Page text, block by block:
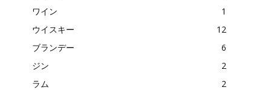
ワイン
1
ウイスキー
12
ブランデー
6
ジン
2
ラム
2